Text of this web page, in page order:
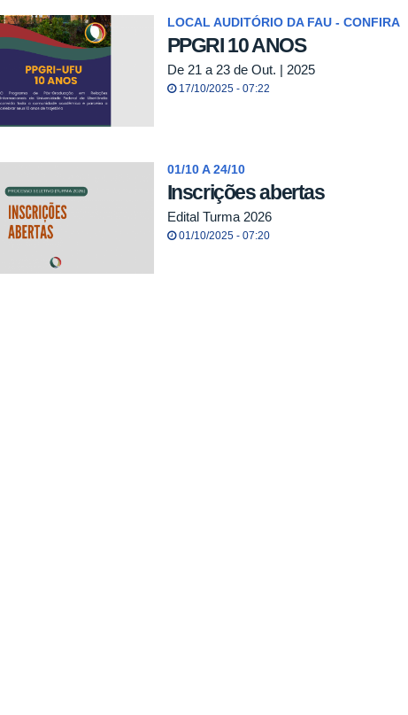
LOCAL AUDITÓRIO DA FAU - CONFIRA
PPGRI 10 ANOS
De 21 a 23 de Out. | 2025
17/10/2025 - 07:22
01/10 A 24/10
Inscrições abertas
Edital Turma 2026
01/10/2025 - 07:20